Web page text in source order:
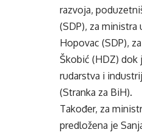
razvoja,
(SDP), za
Hopovac (SDP),
Škobić (HDZ) dok
rudarstva i
(Stranka za BiH).
Također, za
predložena je